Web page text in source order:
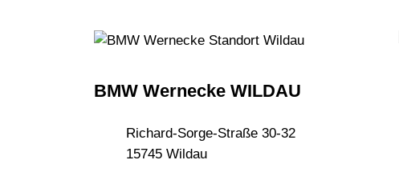
BMW Wernecke WILDAU
Richard-Sorge-Straße 30-32
15745 Wildau